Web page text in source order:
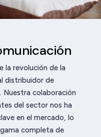
la revolución de la
distribuidor de
Nuestra colaboración
del sector nos ha
en el mercado, lo
completa de